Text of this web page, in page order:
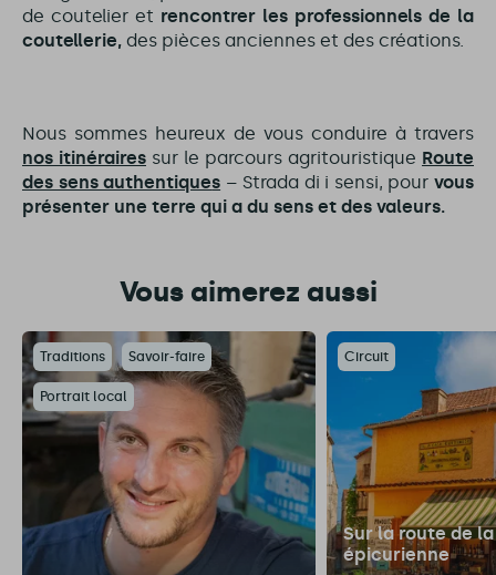
de coutelier et rencontrer les professionnels de la
coutellerie, des pièces anciennes et des créations.
Nous sommes heureux de vous conduire à travers
nos itinéraires sur le parcours agritouristique Route
des sens authentiques – Strada di i sensi, pourvous
présenter une terre qui a du sens et des valeurs.
Vous aimerez aussi
Traditions Savoir-faire
Portrait local
Circuit
Sur la route de
épicurienne